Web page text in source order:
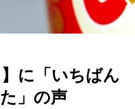
に「いちばん
」の声